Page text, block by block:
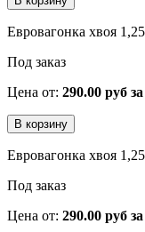
Евровагонка хвоя
Под заказ
Цена от: 290.00 руб
Евровагонка хвоя
Под заказ
Цена от: 290.00 руб